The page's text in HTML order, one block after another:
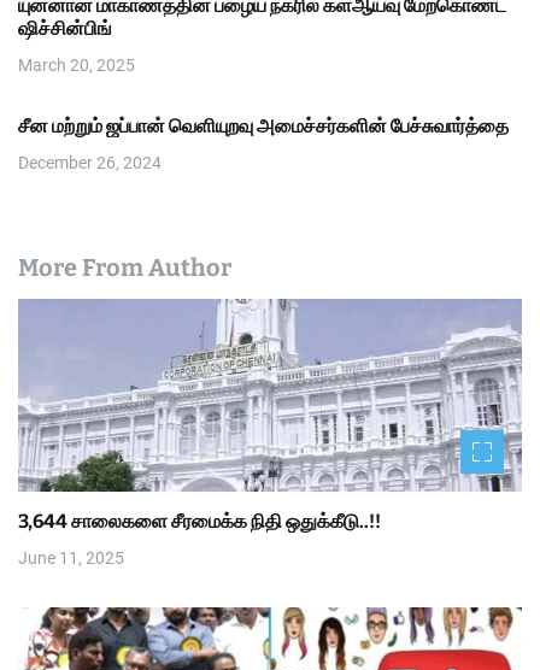
யுன்னான் மாகாணத்தின் பழைய நகரில் களஆய்வு மேற்கொண்ட
ஷிச்சின்பிங்
March 20, 2025
சீன மற்றும் ஜப்பான் வெளியுறவு அமைச்சர்களின் பேச்சுவார்த்தை
December 26, 2024
More From Author
3,644 சாலைகளை சீரமைக்க நிதி ஒதுக்கீடு..!!
June 11, 2025